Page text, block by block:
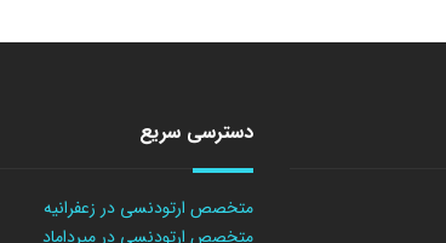
دسترسی سریع
متخصص ارتودنسی در زعفرانیه
متخصص ارتودنسی در میرداماد